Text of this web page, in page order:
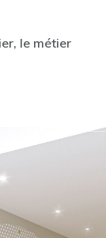
le métier